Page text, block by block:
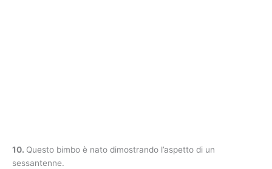
10. Questo bimbo è nato dimostrando l’aspetto di un
sessantenne.